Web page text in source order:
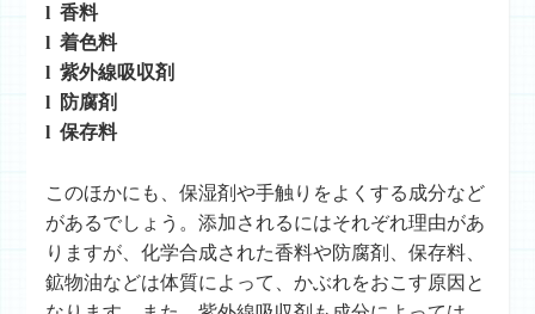
l 香料
l 着色料
l 紫外線吸収剤
l 防腐剤
l 保存料
このほかにも、保湿剤や手触りをよくする成分など
があるでしょう。添加されるにはそれぞれ理由があ
りますが、化学合成された香料や防腐剤、保存料、
鉱物油などは体質によって、かぶれをおこす原因と